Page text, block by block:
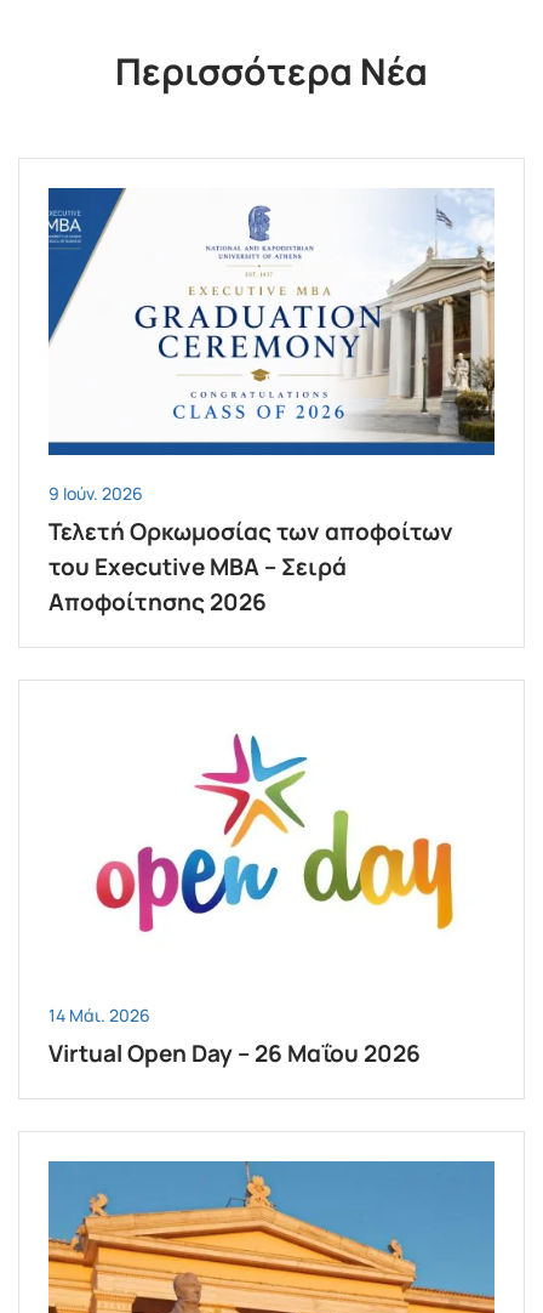
Περισσότερα Νέα
9 Ιούν. 2026
Τελετή Ορκωμοσίας των αποφοίτων
του Executive MBΑ – Σειρά
Αποφοίτησης 2026
14 Μάι. 2026
Virtual Open Day – 26 Μαΐου 2026